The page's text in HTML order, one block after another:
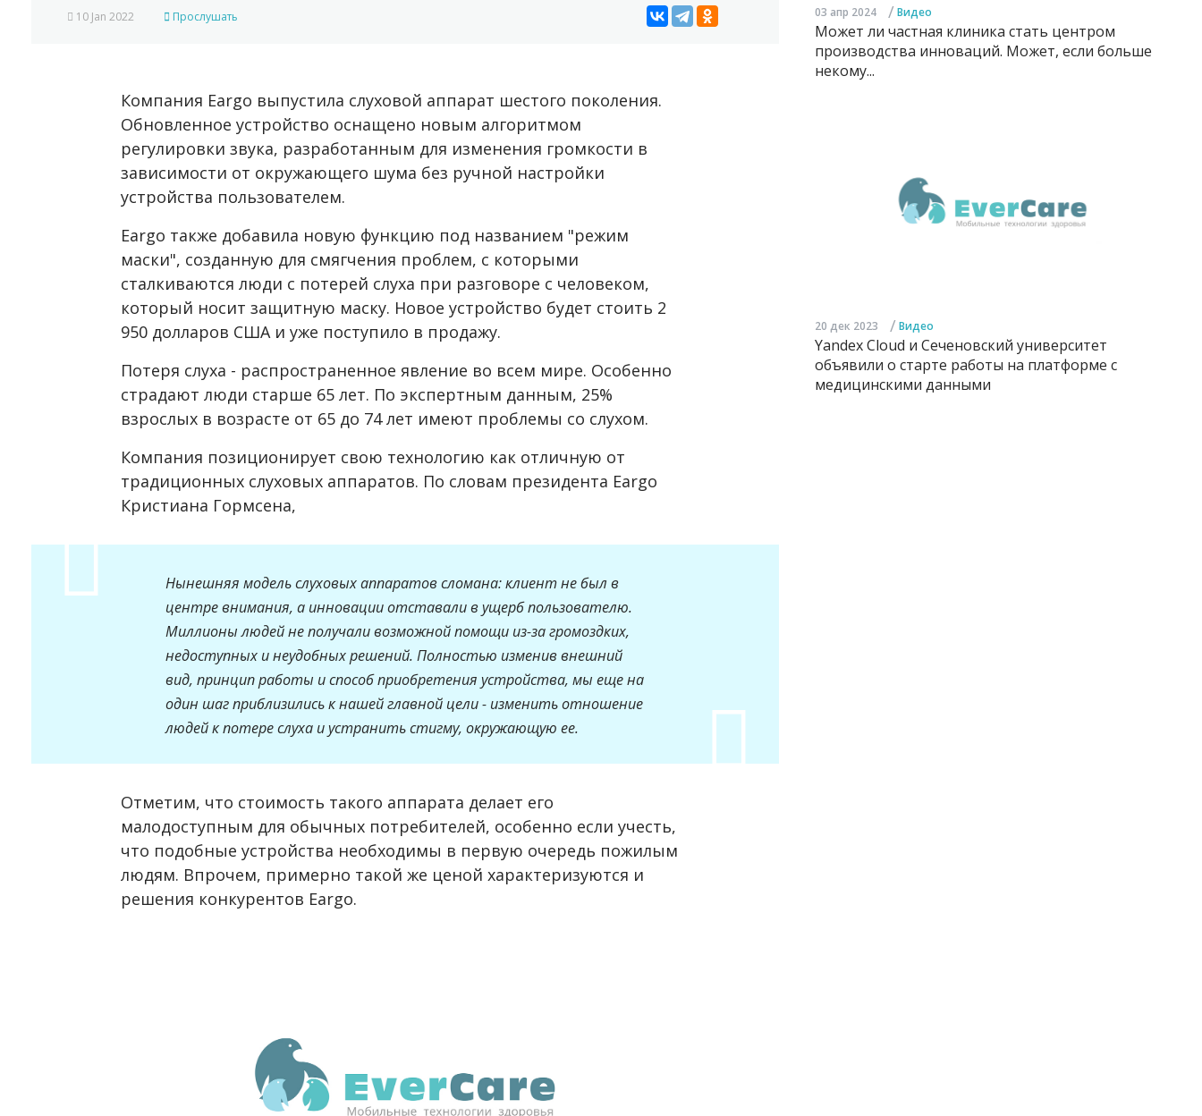
10 Jan 2022 Прослушать
Компания Eargo выпустила слуховой аппарат шестого поколения.
Обновленное устройство оснащено новым алгоритмом
регулировки звука, разработанным для изменения громкости в
зависимости от окружающего шума без ручной настройки
устройства пользователем.
Eargo также добавила новую функцию под названием "режим
маски", созданную для смягчения проблем, с которыми
сталкиваются люди с потерей слуха при разговоре с человеком,
который носит защитную маску. Новое устройство будет стоить 2
950 долларов США и уже поступило в продажу.
Потеря слуха - распространенное явление во всем мире. Особенно
страдают люди старше 65 лет. По экспертным данным, 25%
взрослых в возрасте от 65 до 74 лет имеют проблемы со слухом.
Компания позиционирует свою технологию как отличную от
традиционных слуховых аппаратов. По словам президента Eargo
Кристиана Гормсена,
Нынешняя модель слуховых аппаратов сломана: клиент не был в
центре внимания, а инновации отставали в ущерб пользователю.
Миллионы людей не получали возможной помощи из-за громоздких,
недоступных и неудобных решений. Полностью изменив внешний
вид, принцип работы и способ приобретения устройства, мы еще на
один шаг приблизились к нашей главной цели - изменить отношение
людей к потере слуха и устранить стигму, окружающую ее.
Отметим, что стоимость такого аппарата делает его
малодоступным для обычных потребителей, особенно если учесть,
что подобные устройства необходимы в первую очередь пожилым
людям. Впрочем, примерно такой же ценой характеризуются и
решения конкурентов Eargo.
03 апр 2024 / Видео
Может ли частная клиника стать центром
производства инноваций. Может, если больше
некому...
20 дек 2023 / Видео
Yandex Cloud и Сеченовский университет
объявили о старте работы на платформе с
медицинскими данными